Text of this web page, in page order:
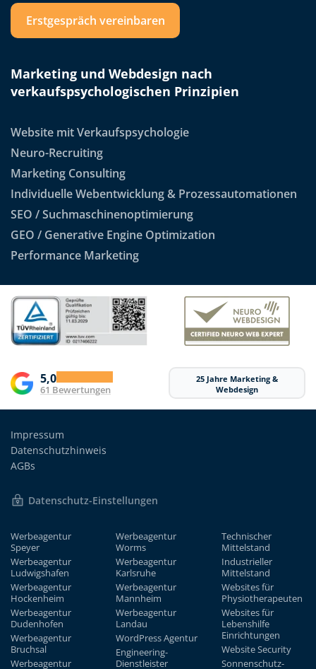
Erstgespräch vereinbaren
Marketing und Webdesign nach
verkaufspsychologischen Prinzipien
Website mit Verkaufspsychologie
Neuro-Recruiting
Marketing Consulting
Individuelle Webentwicklung & Prozessautomationen
SEO / Suchmaschinenoptimierung
GEO / Generative Engine Optimization
Performance Marketing
5,0
61 Bewertungen
25 Jahre Marketing &
Webdesign
Impressum
Datenschutzhinweis
AGBs
Datenschutz-Einstellungen
Werbeagentur
Speyer
Werbeagentur
Ludwigshafen
Werbeagentur
Hockenheim
Werbeagentur
Dudenhofen
Werbeagentur
Bruchsal
Werbeagentur
Werbeagentur
Worms
Werbeagentur
Karlsruhe
Werbeagentur
Mannheim
Werbeagentur
Landau
WordPress Agentur
Engineering-
Dienstleister
Technischer
Mittelstand
Industrieller
Mittelstand
Websites für
Physiotherapeuten
Websites für
Lebenshilfe
Einrichtungen
Website Security
Sonnenschutz-